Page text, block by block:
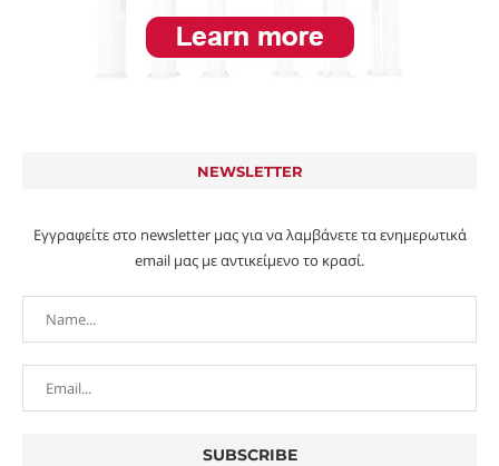
NEWSLETTER
Εγγραφείτε στο newsletter μας για να λαμβάνετε τα ενημερωτικά
email μας με αντικείμενο το κρασί.